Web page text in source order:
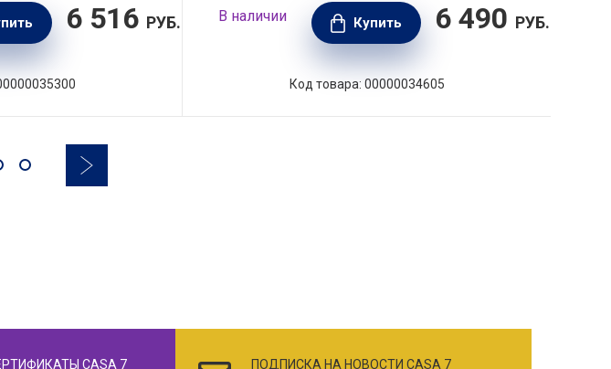
6 516 РУБ. В наличии Купить 6 490 РУБ.
Код товара: 00000034605
CASA 7 ПОДПИСКА НА НОВОСТИ CASA 7